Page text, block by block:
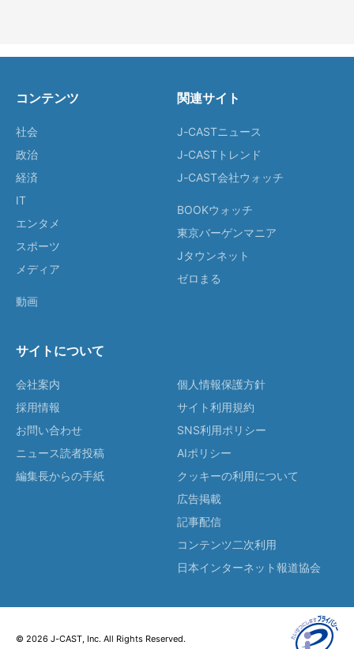
コンテンツ
社会
政治
経済
IT
エンタメ
スポーツ
メディア
動画
関連サイト
J-CASTニュース
J-CASTトレンド
J-CAST会社ウォッチ
BOOKウォッチ
東京バーゲンマニア
Jタウンネット
ゼロまる
サイトについて
会社案内
採用情報
お問い合わせ
ニュース読者投稿
編集長からの手紙
個人情報保護方針
サイト利用規約
SNS利用ポリシー
AIポリシー
クッキーの利用について
広告掲載
記事配信
コンテンツ二次利用
日本インターネット報道協会
© 2026 J-CAST, Inc. All Rights Reserved.